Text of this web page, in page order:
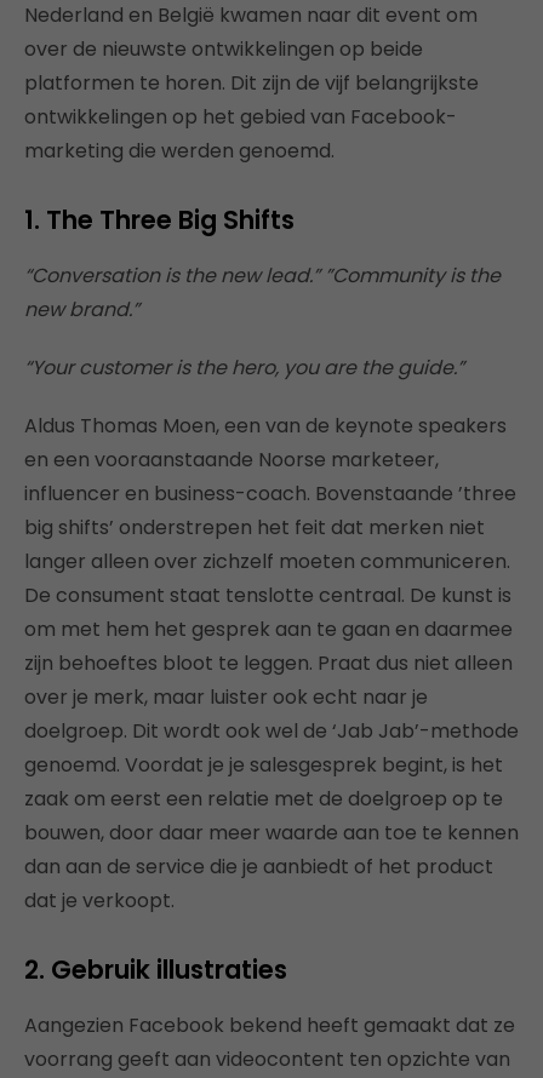
Nederland en België kwamen naar dit event om
over de nieuwste ontwikkelingen op beide
platformen te horen. Dit zijn de vijf belangrijkste
ontwikkelingen op het gebied van Facebook-
marketing die werden genoemd.
1. The Three Big Shifts
“Conversation is the new lead.” ”Community is the
new brand.”
“Your customer is the hero, you are the guide.”
Aldus Thomas Moen, een van de keynote speakers
en een vooraanstaande Noorse marketeer,
influencer en business-coach. Bovenstaande ’three
big shifts’ onderstrepen het feit dat merken niet
langer alleen over zichzelf moeten communiceren.
De consument staat tenslotte centraal. De kunst is
om met hem het gesprek aan te gaan en daarmee
zijn behoeftes bloot te leggen. Praat dus niet alleen
over je merk, maar luister ook echt naar je
doelgroep. Dit wordt ook wel de ‘Jab Jab’-methode
genoemd. Voordat je je salesgesprek begint, is het
zaak om eerst een relatie met de doelgroep op te
bouwen, door daar meer waarde aan toe te kennen
dan aan de service die je aanbiedt of het product
dat je verkoopt.
2. Gebruik illustraties
Aangezien Facebook bekend heeft gemaakt dat ze
voorrang geeft aan videocontent ten opzichte van